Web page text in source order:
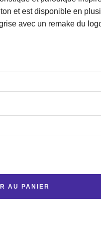
et est disponible en
avec un remake du
AU PANIER